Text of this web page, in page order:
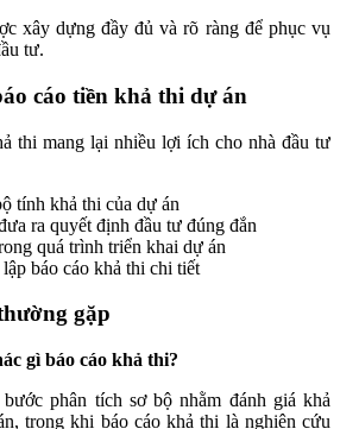
xây dựng đầy đủ và rõ ràng để phục vụ
tư.
cáo tiền khả thi dự án
thi mang lại nhiều lợi ích cho nhà đầu tư
tính khả thi của dự án
ra quyết định đầu tư đúng đắn
quá trình triển khai dự án
báo cáo khả thi chi tiết
gặp
gì báo cáo khả thi?
phân tích sơ bộ nhằm đánh giá khả
trong khi báo cáo khả thi là nghiên cứu